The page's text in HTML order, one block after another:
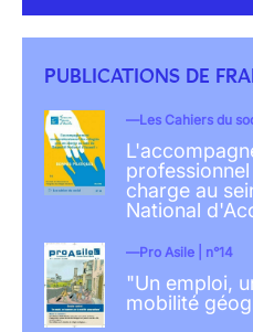
PUBLICATIONS DE
Les Cahiers du
charge au
National
Pro Asile | n°14
"Un emploi,
mobilité